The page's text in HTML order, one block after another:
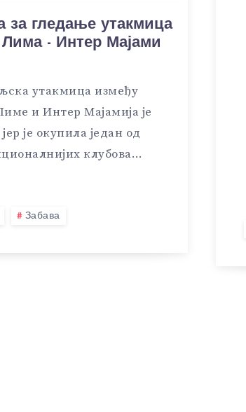
за гледање утакмица
Лима - Интер Мајами
утакмица између
и Интер Мајамија је
јер је окупила један од
клубова…
Забава